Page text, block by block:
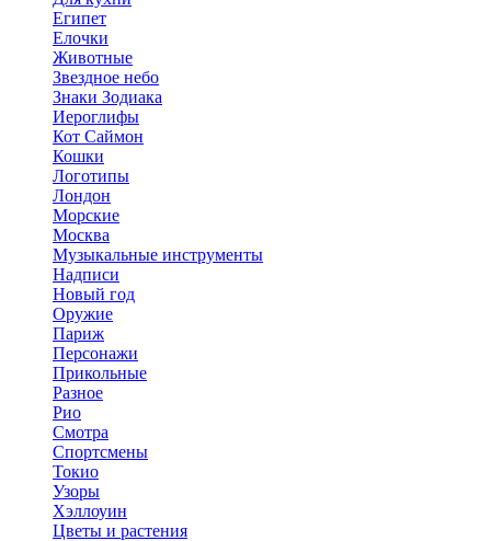
Египет
Елочки
Животные
Звездное небо
Знаки Зодиака
Иероглифы
Кот Саймон
Кошки
Логотипы
Лондон
Морские
Москва
Музыкальные инструменты
Надписи
Новый год
Оружие
Париж
Персонажи
Прикольные
Разное
Рио
Смотра
Спортсмены
Токио
Узоры
Хэллоуин
Цветы и растения